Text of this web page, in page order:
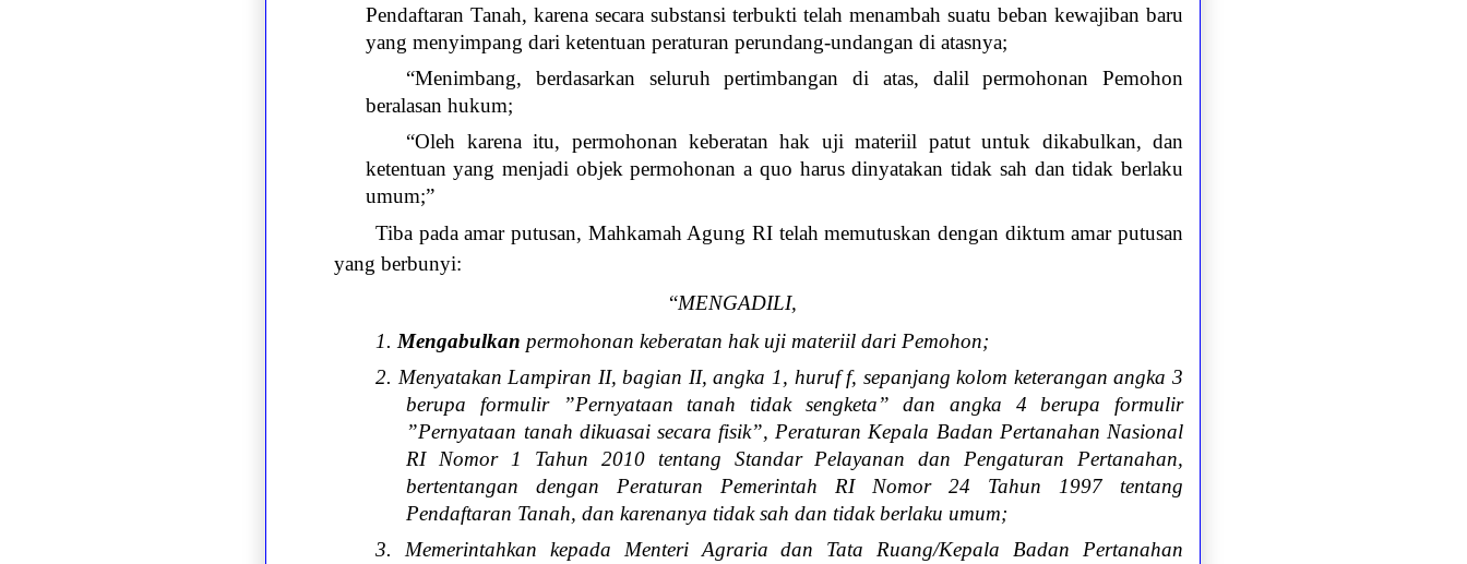
Pendaftaran Tanah, karena secara substansi terbukti telah menambah suatu beban kewajiban baru
yang menyimpang dari ketentuan peraturan perundang-undangan di atasnya;
“Menimbang, berdasarkan seluruh pertimbangan di atas, dalil permohonan Pemohon
beralasan hukum;
“Oleh karena itu, permohonan keberatan hak uji materiil patut untuk dikabulkan, dan
ketentuan yang menjadi objek permohonan a quo harus dinyatakan tidak sah dan tidak berlaku
umum;”
Tiba pada amar putusan, Mahkamah Agung RI telah memutuskan dengan diktum amar putusan
yang berbunyi:
“MENGADILI,
1. Mengabulkan permohonan keberatan hak uji materiil dari Pemohon;
2. Menyatakan Lampiran II, bagian II, angka 1, huruf f, sepanjang kolom keterangan angka 3
berupa formulir ”Pernyataan tanah tidak sengketa” dan angka 4 berupa formulir
”Pernyataan tanah dikuasai secara fisik”, Peraturan Kepala Badan Pertanahan Nasional
RI Nomor 1 Tahun 2010 tentang Standar Pelayanan dan Pengaturan Pertanahan,
bertentangan dengan Peraturan Pemerintah RI Nomor 24 Tahun 1997 tentang
Pendaftaran Tanah, dan karenanya tidak sah dan tidak berlaku umum;
3. Memerintahkan kepada Menteri Agraria dan Tata Ruang/Kepala Badan Pertanahan